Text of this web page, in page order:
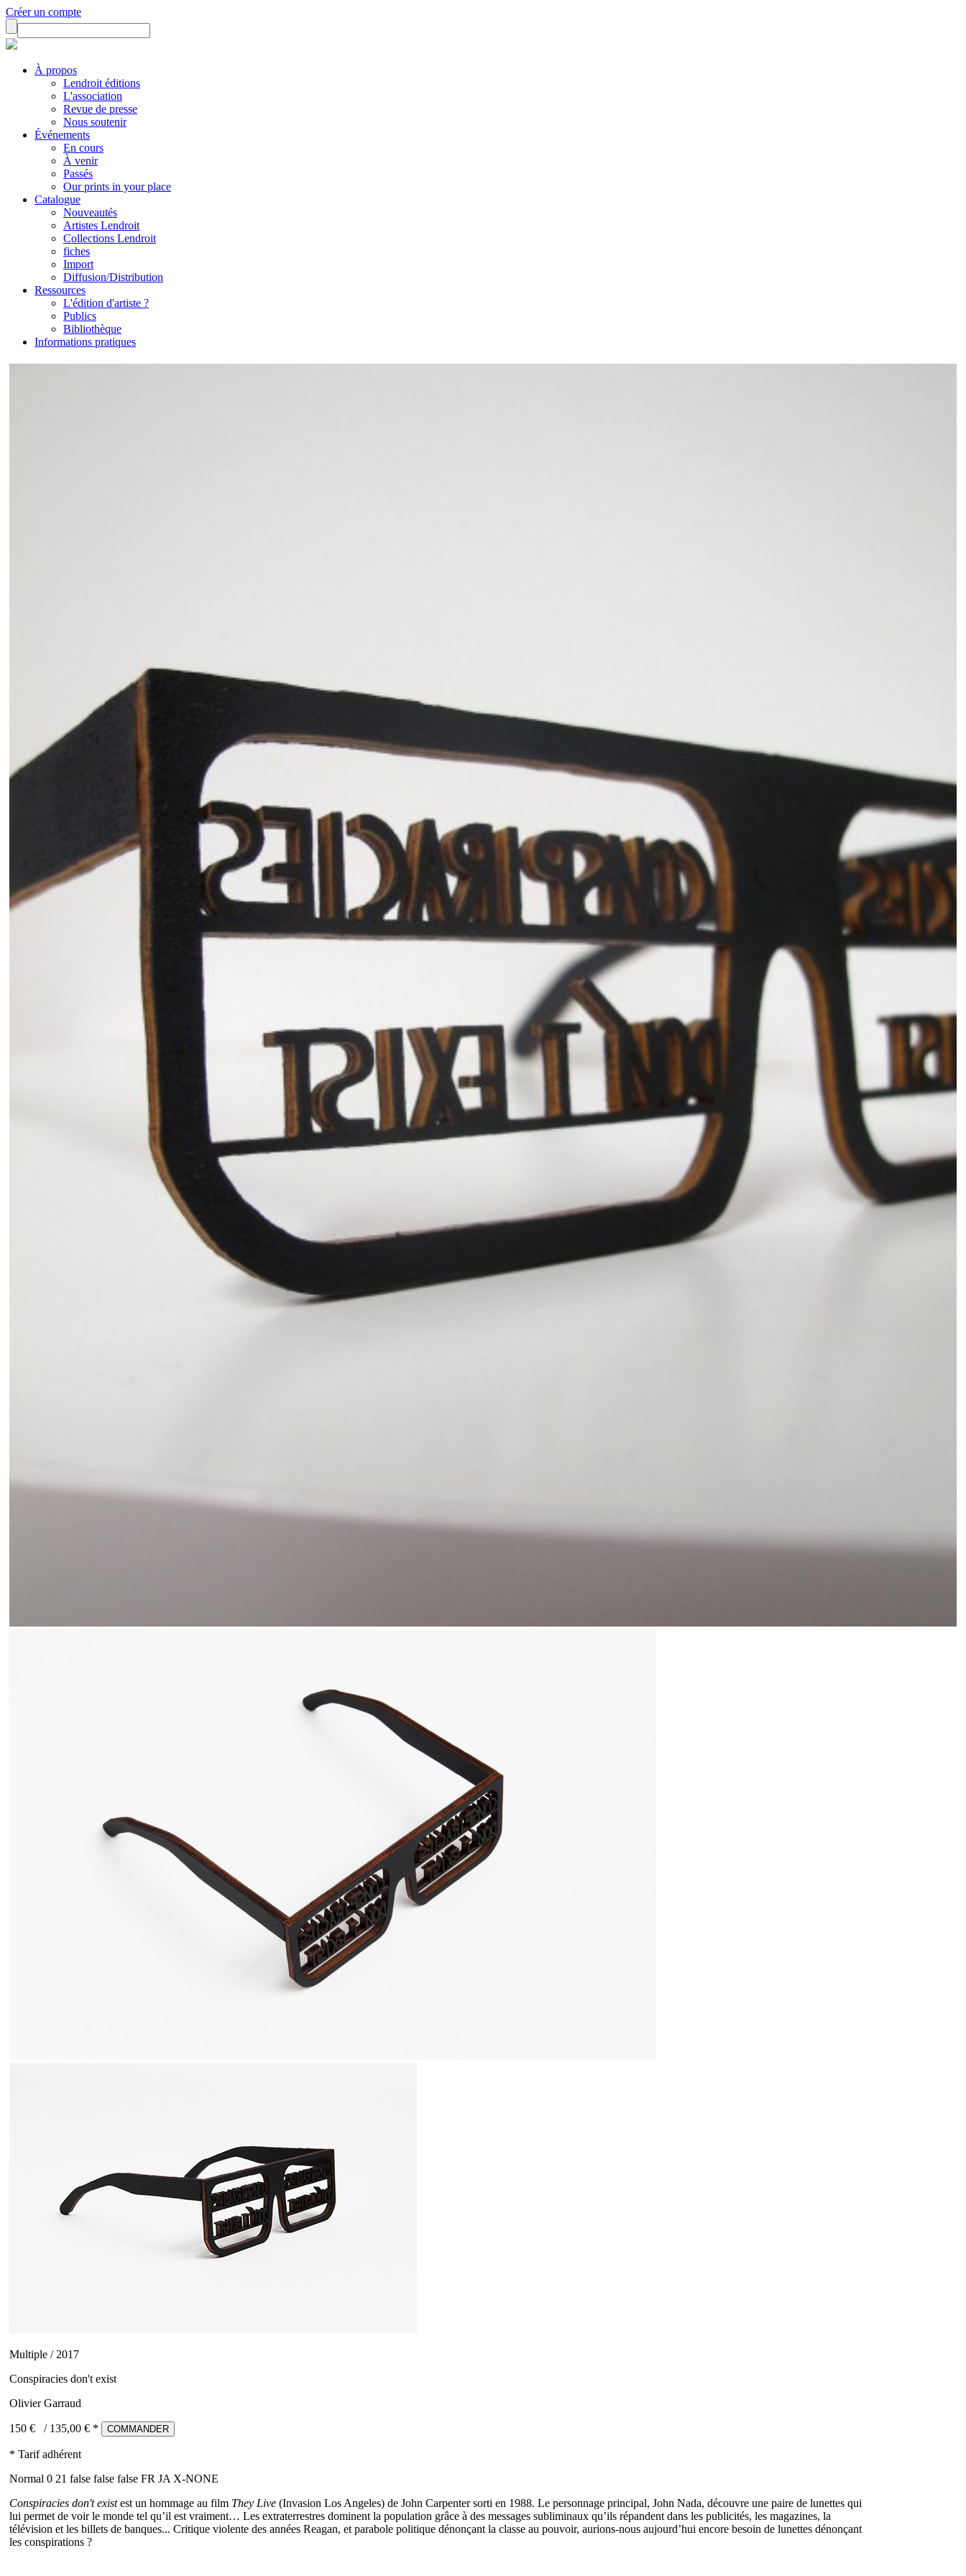
Créer un compte
À propos
Lendroit éditions
L'association
Revue de presse
Nous soutenir
Événements
En cours
À venir
Passés
Our prints in your place
Catalogue
Nouveautés
Artistes Lendroit
Collections Lendroit
fiches
Import
Diffusion/Distribution
Ressources
L'édition d'artiste ?
Publics
Bibliothèque
Informations pratiques
Multiple / 2017
Conspiracies don't exist
Olivier Garraud
150 € / 135,00 € * COMMANDER
* Tarif adhérent
Normal 0 21 false false false FR JA X-NONE
Conspiracies don't existest un hommage au film They Live (Invasion Los Angeles) de John Carpenter sorti en 1988. Le personnage principal, John Nada, découvre une paire de lunettes qui
lui permet de voir le monde tel qu’il est vraiment… Les extraterrestres dominent la population grâce à des messages subliminaux qu’ils répandent dans les publicités, les magazines, la
télévision et les billets de banques... Critique violente des années Reagan, et parabole politique dénonçant la classe au pouvoir, aurions-nous aujourd’hui encore besoin de lunettes dénonçant
les conspirations ?